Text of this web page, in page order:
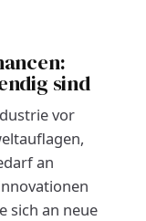
sind
vor
an
sich an neue